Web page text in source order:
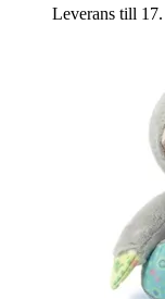
Leverans till 17.